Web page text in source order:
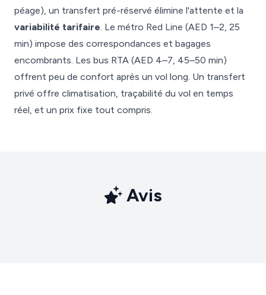
péage), un transfert pré-réservé élimine l'attente et la
variabilité tarifaire. Le métro Red Line (AED 1–2, 25
min) impose des correspondances et bagages
encombrants. Les bus RTA (AED 4–7, 45–50 min)
offrent peu de confort après un vol long. Un transfert
privé offre climatisation, traçabilité du vol en temps
réel, et un prix fixe tout compris.
Avis